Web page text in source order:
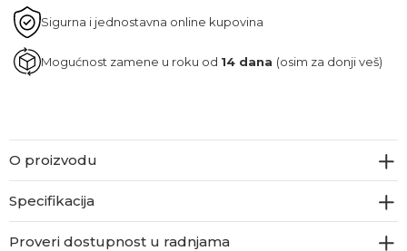
Sigurna i jednostavna online kupovina
Mogućnost zamene u roku od 14 dana (osim za donji veš)
O proizvodu
Specifikacija
Proveri dostupnost u radnjama